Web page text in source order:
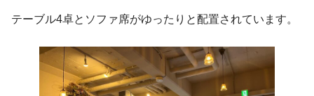
テーブル4卓とソファ席がゆったりと配置されています。